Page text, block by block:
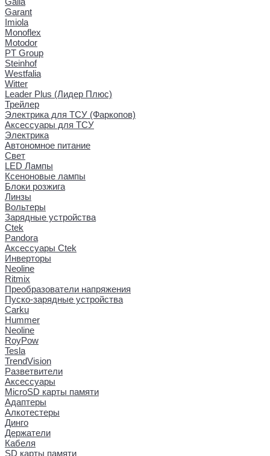
Garant
Imiola
Monoflex
Motodor
PT Group
Steinhof
Westfalia
Witter
Leader Plus (Лидер Плюс)
Трейлер
Электрика для ТСУ (Фаркопов)
Аксессуары для ТСУ
Электрика
Автономное питание
Свет
LED Лампы
Ксеноновые лампы
Блоки розжига
Линзы
Вольтеры
Зарядные устройства
Ctek
Pandora
Аксессуары Ctek
Инверторы
Neoline
Ritmix
Преобразователи напряжения
Пуско-зарядные устройства
Carku
Hummer
Neoline
RoyPow
Tesla
TrendVision
Разветвители
Аксессуары
MicroSD карты памяти
Адаптеры
Алкотестеры
Динго
Держатели
Кабеля
SD карты памяти